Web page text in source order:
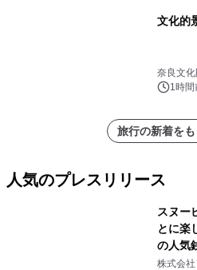
文化的
奈良文
1時間
旅行の新着を
人気のプレスリリース
スヌー
とに楽
の人気
ラボレ
株式会